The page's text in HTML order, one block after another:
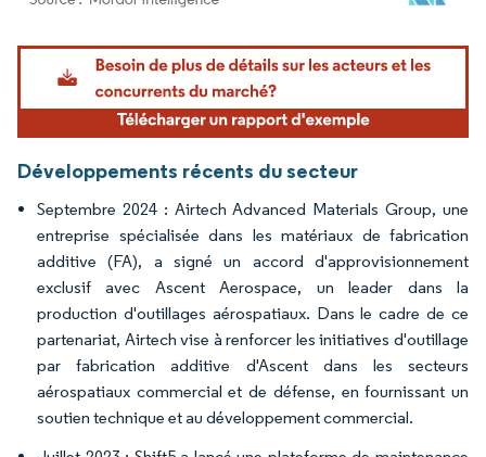
Image © Mordor Intelligence. La réutilisation nécessite une attribution sous CC BY
Développements récents du secteur
Septembre 2024 : Airtech Advanced Materials Group, une
entreprise spécialisée dans les matériaux de fabrication
additive (FA), a signé un accord d'approvisionnement
exclusif avec Ascent Aerospace, un leader dans la
production d'outillages aérospatiaux. Dans le cadre de ce
partenariat, Airtech vise à renforcer les initiatives d'outillage
par fabrication additive d'Ascent dans les secteurs
aérospatiaux commercial et de défense, en fournissant un
soutien technique et au développement commercial.